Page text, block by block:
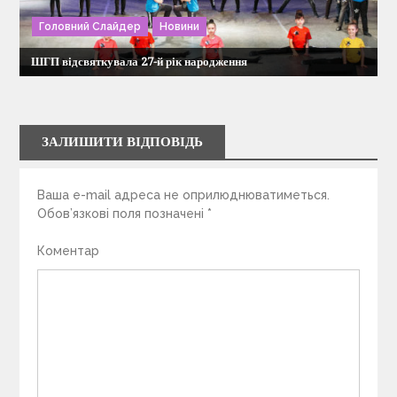
Головний Слайдер Новини
ШГП відсвяткувала 27-й рік народження
ЗАЛИШИТИ ВІДПОВІДЬ
Ваша e-mail адреса не оприлюднюватиметься.
Обов’язкові поля позначені *
Коментар